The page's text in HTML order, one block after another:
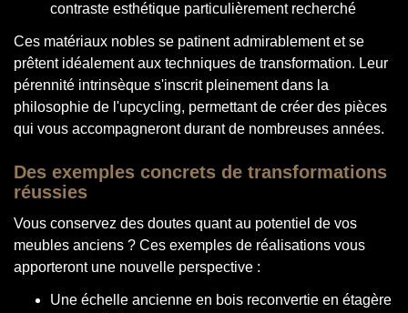
contraste esthétique particulièrement recherché
Ces matériaux nobles se patinent admirablement et se
prêtent idéalement aux techniques de transformation. Leur
pérennité intrinsèque s'inscrit pleinement dans la
philosophie de l'upcycling, permettant de créer des pièces
qui vous accompagneront durant de nombreuses années.
Des exemples concrets de transformations
réussies
Vous conservez des doutes quant au potentiel de vos
meubles anciens ? Ces exemples de réalisations vous
apporteront une nouvelle perspective :
Une échelle ancienne en bois reconvertie en étagère